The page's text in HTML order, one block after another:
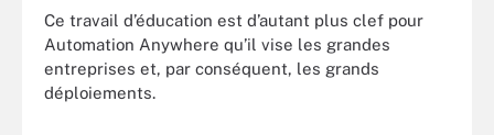
Ce travail d’éducation est d’autant plus clef pour
Automation Anywhere qu’il vise les grandes
entreprises et, par conséquent, les grands
déploiements.